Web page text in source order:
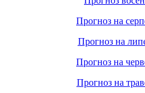
Прогноз на
Прогноз на
Прогноз на
Прогноз на